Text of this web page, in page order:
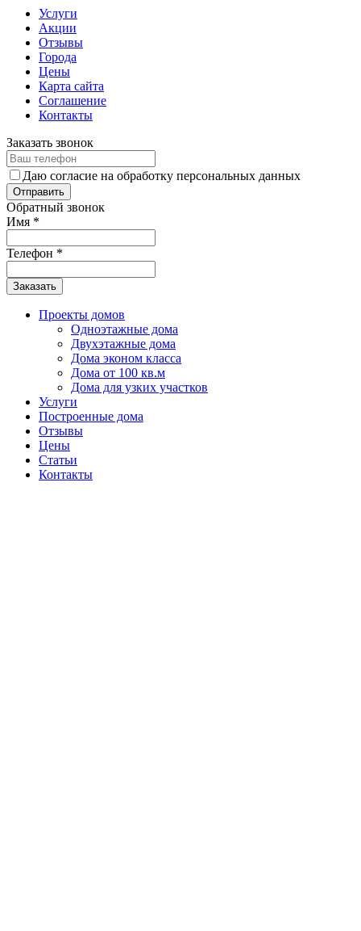
Услуги
Акции
Отзывы
Города
Цены
Карта сайта
Соглашение
Контакты
Заказать звонок
Даю согласие на обработку персональных данных
Обратный звонок
Имя *
Телефон *
Заказать
Проекты домов
Одноэтажные дома
Двухэтажные дома
Дома эконом класса
Дома от 100 кв.м
Дома для узких участков
Услуги
Построенные дома
Отзывы
Цены
Статьи
Контакты